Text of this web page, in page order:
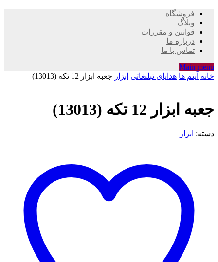
فروشگاه
وبلاگ
قوانین و مقررات
درباره ما
تماس با ما
Main menu
خانه آیتم ها هدایای تبلیغاتی ابزار جعبه ابزار 12 تکه (13013)
جعبه ابزار 12 تکه (13013)
دسته: ابزار